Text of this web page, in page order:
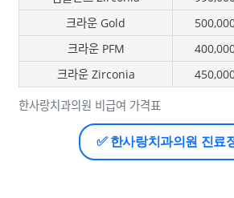
한사랑치과의원 비급여 가격표
크라운 Gold
크라운 PFM
크라운 Zirconia
✅ 한사랑치과의원 진료